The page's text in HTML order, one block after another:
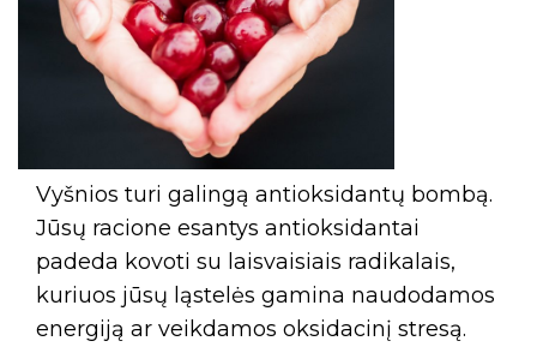
Vyšnios turi galingą antioksidantų bombą.
Jūsų racione esantys antioksidantai
padeda kovoti su laisvaisiais radikalais,
kuriuos jūsų ląstelės gamina naudodamos
energiją ar veikdamos oksidacinį stresą.